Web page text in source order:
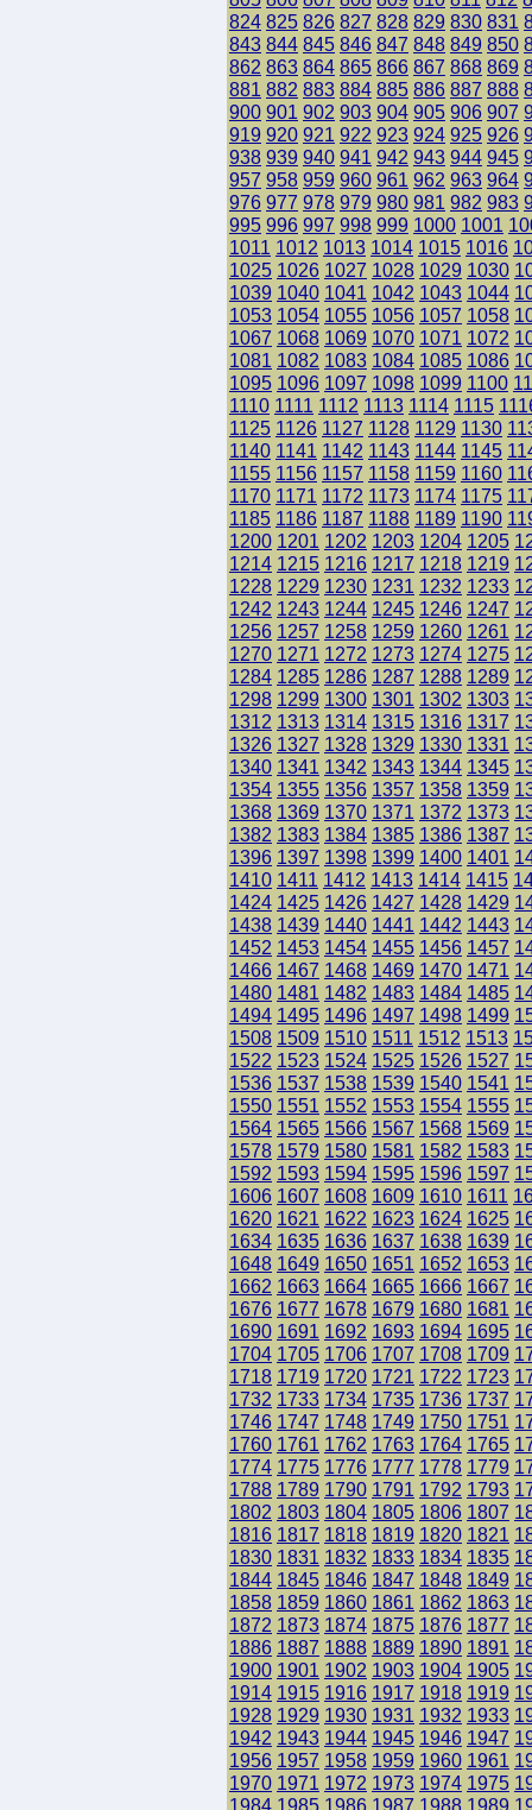
824 825 826 827 828 829 830 831
843 844 845 846 847 848 849 850
862 863 864 865 866 867 868 869
881 882 883 884 885 886 887 888
900 901 902 903 904 905 906 907
919 920 921 922 923 924 925 926
938 939 940 941 942 943 944 945
957 958 959 960 961 962 963 964
976 977 978 979 980 981 982 983
995 996 997 998 999 1000 1001
1011 1012 1013 1014 1015 1016
1025 1026 1027 1028 1029 1030
1039 1040 1041 1042 1043 1044
1053 1054 1055 1056 1057 1058
1067 1068 1069 1070 1071 1072
1081 1082 1083 1084 1085 1086
1095 1096 1097 1098 1099 1100
1110 1111 1112 1113 1114 1115
1125 1126 1127 1128 1129 1130
1140 1141 1142 1143 1144 1145
1155 1156 1157 1158 1159 1160
1170 1171 1172 1173 1174 1175
1185 1186 1187 1188 1189 1190
1200 1201 1202 1203 1204 1205
1214 1215 1216 1217 1218 1219
1228 1229 1230 1231 1232 1233
1242 1243 1244 1245 1246 1247
1256 1257 1258 1259 1260 1261
1270 1271 1272 1273 1274 1275
1284 1285 1286 1287 1288 1289
1298 1299 1300 1301 1302 1303
1312 1313 1314 1315 1316 1317
1326 1327 1328 1329 1330 1331
1340 1341 1342 1343 1344 1345
1354 1355 1356 1357 1358 1359
1368 1369 1370 1371 1372 1373
1382 1383 1384 1385 1386 1387
1396 1397 1398 1399 1400 1401
1410 1411 1412 1413 1414 1415
1424 1425 1426 1427 1428 1429
1438 1439 1440 1441 1442 1443
1452 1453 1454 1455 1456 1457
1466 1467 1468 1469 1470 1471
1480 1481 1482 1483 1484 1485
1494 1495 1496 1497 1498 1499
1508 1509 1510 1511 1512 1513
1522 1523 1524 1525 1526 1527
1536 1537 1538 1539 1540 1541
1550 1551 1552 1553 1554 1555
1564 1565 1566 1567 1568 1569
1578 1579 1580 1581 1582 1583
1592 1593 1594 1595 1596 1597
1606 1607 1608 1609 1610 1611
1620 1621 1622 1623 1624 1625
1634 1635 1636 1637 1638 1639
1648 1649 1650 1651 1652 1653
1662 1663 1664 1665 1666 1667
1676 1677 1678 1679 1680 1681
1690 1691 1692 1693 1694 1695
1704 1705 1706 1707 1708 1709
1718 1719 1720 1721 1722 1723
1732 1733 1734 1735 1736 1737
1746 1747 1748 1749 1750 1751
1760 1761 1762 1763 1764 1765
1774 1775 1776 1777 1778 1779
1788 1789 1790 1791 1792 1793
1802 1803 1804 1805 1806 1807
1816 1817 1818 1819 1820 1821
1830 1831 1832 1833 1834 1835
1844 1845 1846 1847 1848 1849
1858 1859 1860 1861 1862 1863
1872 1873 1874 1875 1876 1877
1886 1887 1888 1889 1890 1891
1900 1901 1902 1903 1904 1905
1914 1915 1916 1917 1918 1919
1928 1929 1930 1931 1932 1933
1942 1943 1944 1945 1946 1947
1956 1957 1958 1959 1960 1961
1970 1971 1972 1973 1974 1975
1984 1985 1986 1987 1988 1989